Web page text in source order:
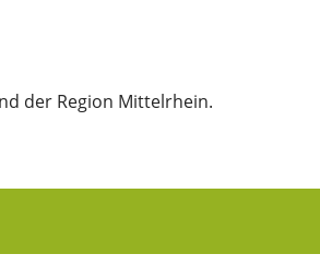
der Region Mittelrhein.